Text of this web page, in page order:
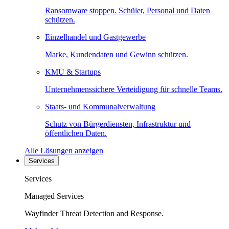
Ransomware stoppen. Schüler, Personal und Daten
schützen.
Einzelhandel und Gastgewerbe
Marke, Kundendaten und Gewinn schützen.
KMU & Startups
Unternehmenssichere Verteidigung für schnelle Teams.
Staats- und Kommunalverwaltung
Schutz von Bürgerdiensten, Infrastruktur und
öffentlichen Daten.
Alle Lösungen anzeigen
Services
Services
Managed Services
Wayfinder Threat Detection and Response.